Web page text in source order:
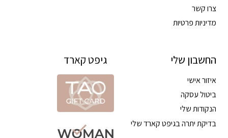
צרו קשר
מדיניות פרטיות
החשבון שלי
איזור אישי
ביטול עסקה
הנקודות שלי
בדיקת יתרה בגיפט קארד שלי
גיפט קארד